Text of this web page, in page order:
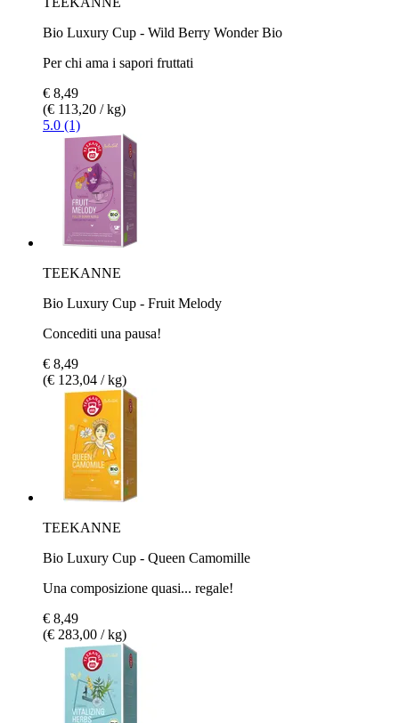
Bio Luxury Cup - Wild Berry Wonder Bio
Per chi ama i sapori fruttati
€ 8,49
(€ 113,20 / kg)
5.0 (1)
TEEKANNE
Bio Luxury Cup - Fruit Melody
Concediti una pausa!
€ 8,49
(€ 123,04 / kg)
TEEKANNE
Bio Luxury Cup - Queen Camomille
Una composizione quasi... regale!
€ 8,49
(€ 283,00 / kg)